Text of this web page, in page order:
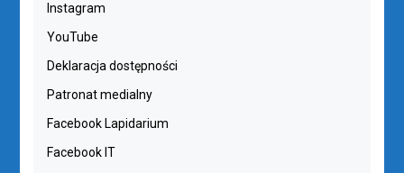
Instagram
YouTube
Deklaracja dostępności
Patronat medialny
Facebook Lapidarium
Facebook IT